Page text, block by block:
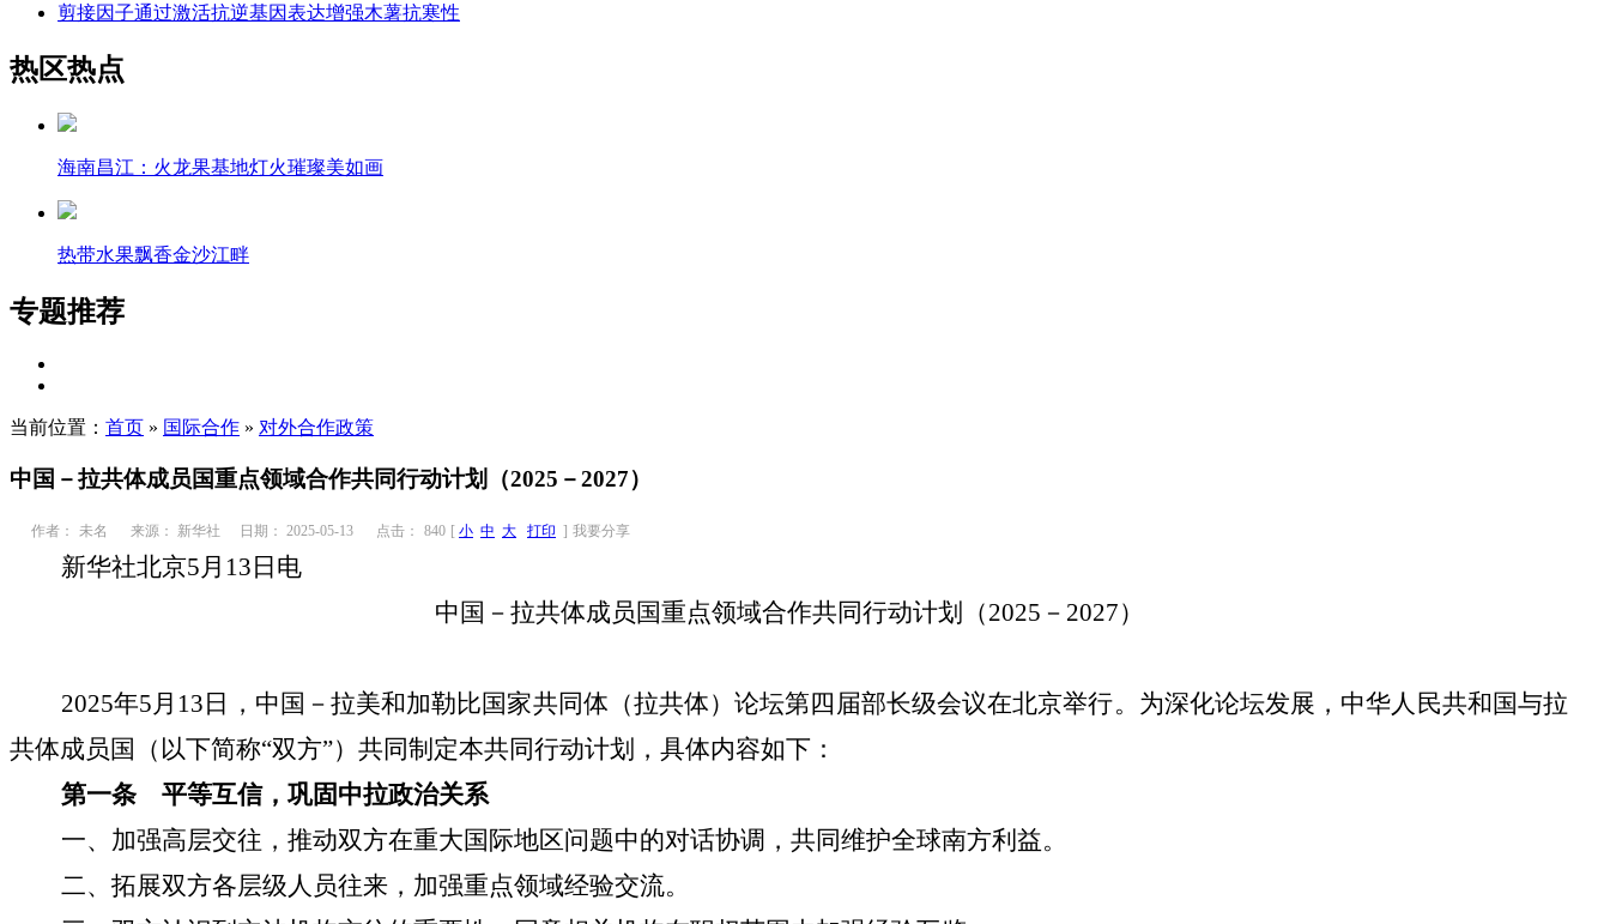
剪接因子通过激活抗逆基因表达增强木薯抗寒性
热区热点
海南昌江：火龙果基地灯火璀璨美如画
热带水果飘香金沙江畔
专题推荐
当前位置： 首页 » 国际合作 » 对外合作政策
中国－拉共体成员国重点领域合作共同行动计划（2025－2027）
作者： 未名 来源： 新华社 日期： 2025-05-13 点击： 840 [ 小 中 大 打印 ] 我要分享
新华社北京5月13日电
中国－拉共体成员国重点领域合作共同行动计划（2025－2027）
2025年5月13日，中国－拉美和加勒比国家共同体（拉共体）论坛第四届部长级会议在北京举行。为深化论坛发展，中华人民共和国与拉
共体成员国（以下简称“双方”）共同制定本共同行动计划，具体内容如下：
第一条 平等互信，巩固中拉政治关系
一、加强高层交往，推动双方在重大国际地区问题中的对话协调，共同维护全球南方利益。
二、拓展双方各层级人员往来，加强重点领域经验交流。